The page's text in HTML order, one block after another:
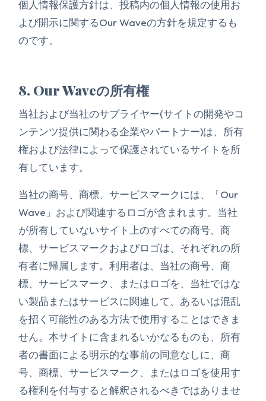
個人情報保護方針は、投稿内の個人情報の使用お
よび開示に関するOur Waveの方針を規定するも
のです。
8. Our Waveの所有権
当社および当社のサプライヤー(サイトの開発やコ
ンテンツ提供に関わる企業やパートナー)は、所有
権および法律によって保護されているサイトを所
有しています。
当社の商号、商標、サービスマークには、「Our
Wave」および関連するロゴが含まれます。当社
が所有していないサイト上のすべての商号、商
標、サービスマークおよびロゴは、それぞれの所
有者に帰属します。利用者は、当社の商号、商
標、サービスマーク、またはロゴを、当社ではな
い製品またはサービスに関連して、あるいは混乱
を招く可能性のある方法で使用することはできま
せん。本サイトに含まれるいかなるものも、所有
者の書面による明示的な事前の同意なしに、商
号、商標、サービスマーク、またはロゴを使用す
る権利を付与すると解釈されるべきではありませ